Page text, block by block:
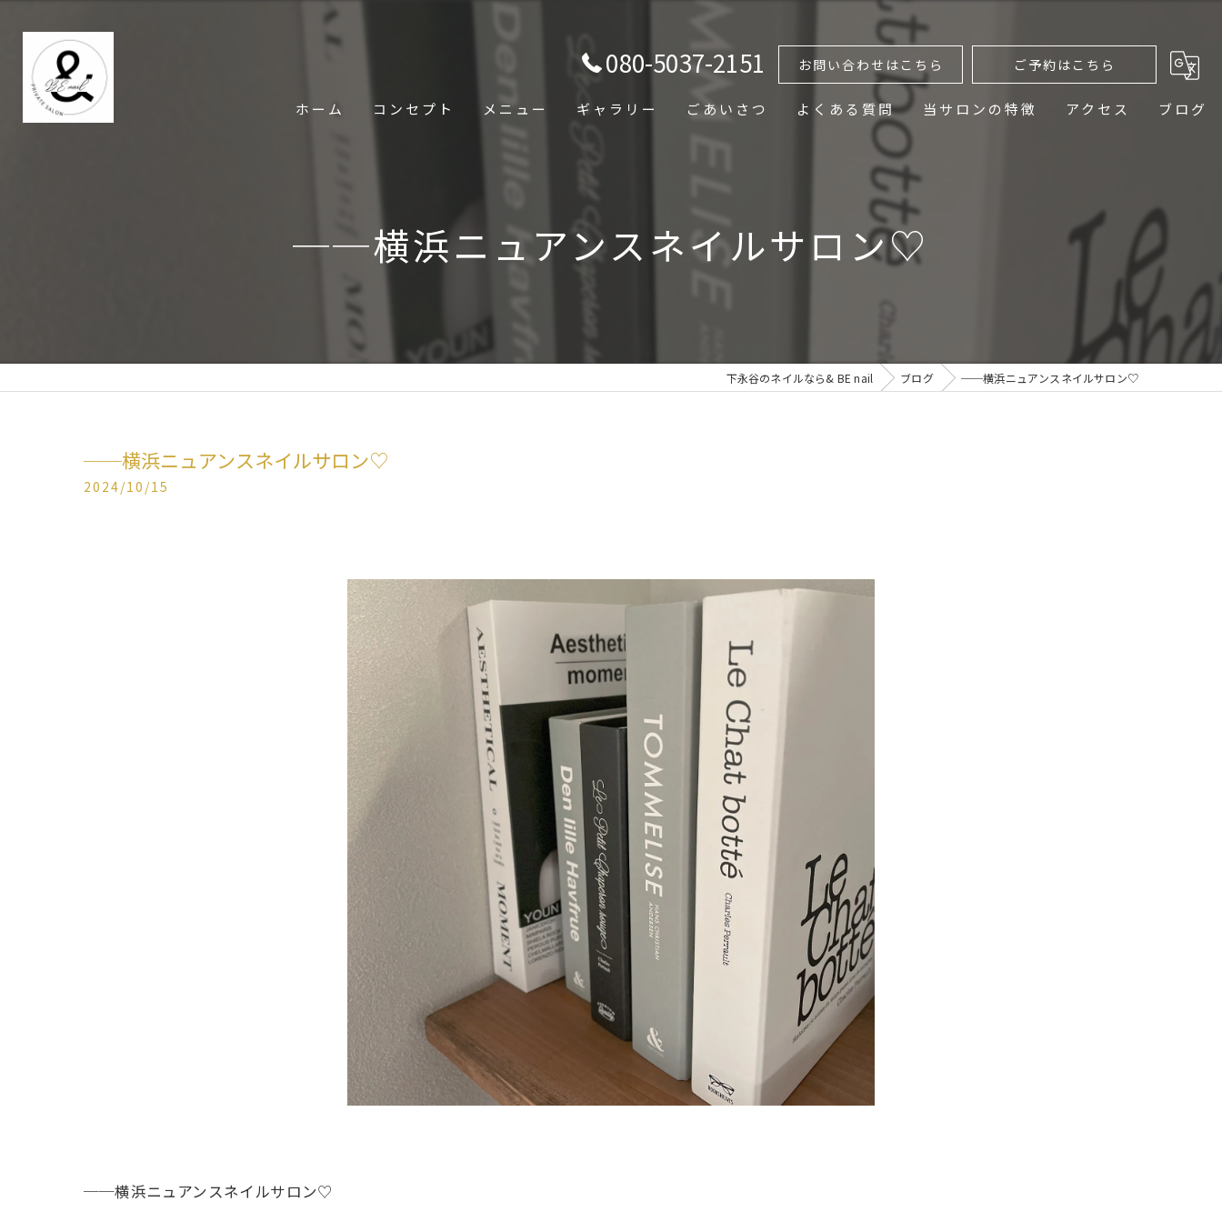
080-5037-2151 お問い合わせはこちら ご予約はこちら
ホーム コンセプト メニュー ギャラリー ごあいさつ よくある質問 当サロンの特徴 アクセス ブログ
──横浜ニュアンスネイルサロン♡
下永谷のネイルなら& BE nail ブログ ──横浜ニュアンスネイルサロン♡
──横浜ニュアンスネイルサロン♡
2024/10/15
──横浜ニュアンスネイルサロン♡